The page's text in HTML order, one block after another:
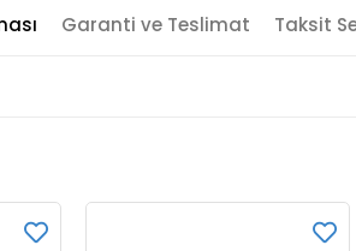
Garanti ve Teslimat Taksit